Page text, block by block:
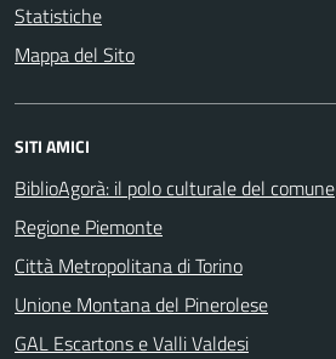
Statistiche
Mappa del Sito
SITI AMICI
BiblioAgorà: il polo culturale del comune
Regione Piemonte
Città Metropolitana di Torino
Unione Montana del Pinerolese
GAL Escartons e Valli Valdesi